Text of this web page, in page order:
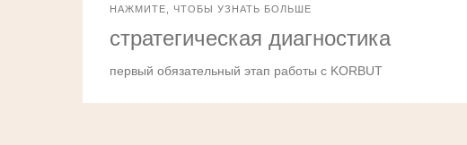
НАЖМИТЕ, ЧТОБЫ УЗНАТЬ БОЛЬШЕ
стратегическая диагностика
первый обязательный этап работы с KORBUT